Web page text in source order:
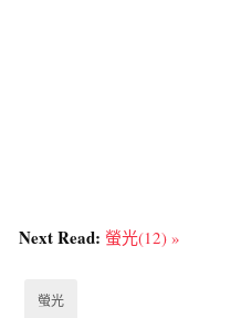
Next Read: 螢光(12) »
螢光